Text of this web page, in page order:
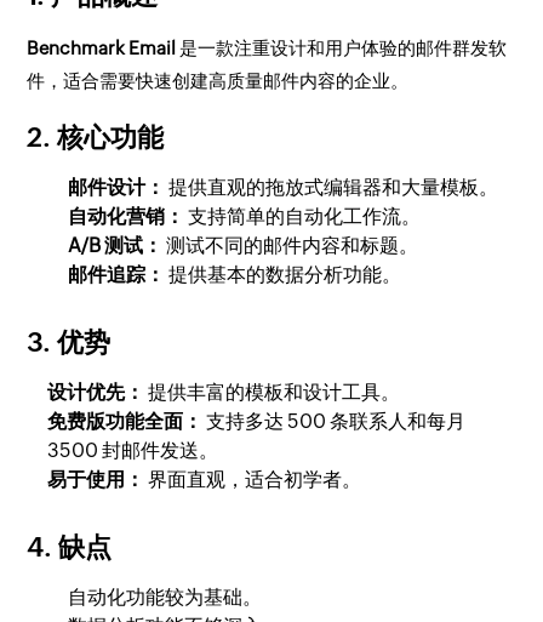
Benchmark Email 是一款注重设计和用户体验的邮件群发软
件，适合需要快速创建高质量邮件内容的企业。
2. 核心功能
邮件设计： 提供直观的拖放式编辑器和大量模板。
自动化营销： 支持简单的自动化工作流。
A/B 测试： 测试不同的邮件内容和标题。
邮件追踪： 提供基本的数据分析功能。
3. 优势
设计优先： 提供丰富的模板和设计工具。
免费版功能全面： 支持多达 500 条联系人和每月
3500 封邮件发送。
易于使用： 界面直观，适合初学者。
4. 缺点
自动化功能较为基础。